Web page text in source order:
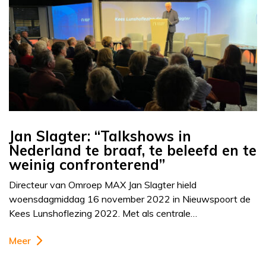
Jan Slagter: “Talkshows in
Nederland te braaf, te beleefd en te
weinig confronterend”
Directeur van Omroep MAX Jan Slagter hield
woensdagmiddag 16 november 2022 in Nieuwspoort de
Kees Lunshoflezing 2022. Met als centrale…
Meer